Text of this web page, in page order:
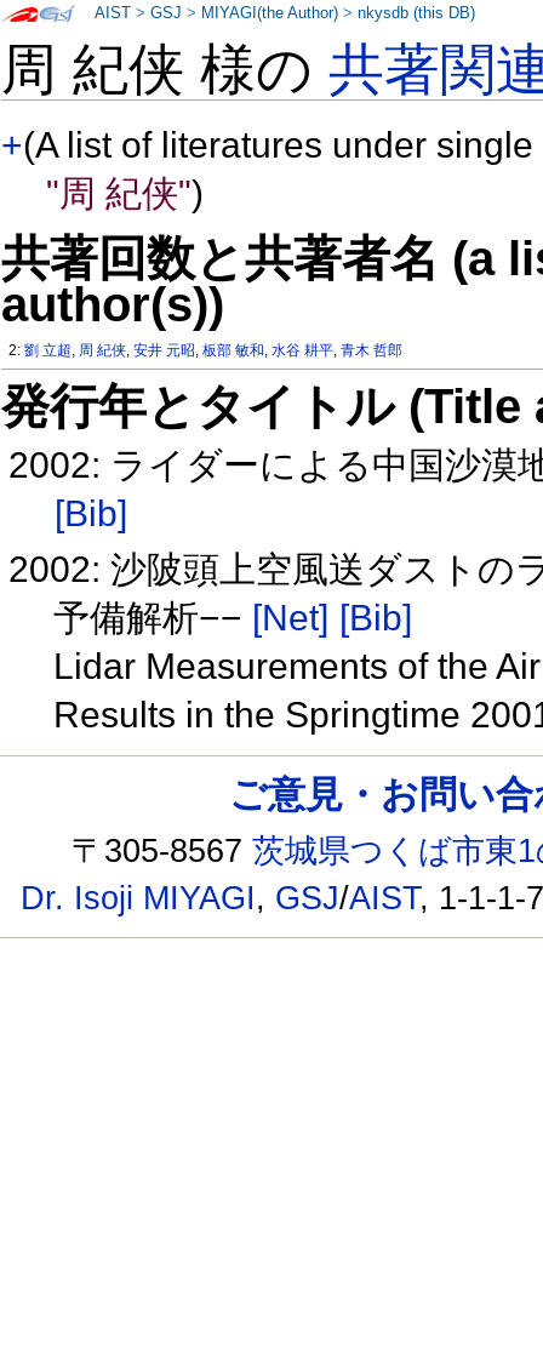
周 紀侠 様の共著関
+(A list of literatures under
"周 紀侠")
共著回数と共著者名 (a
author(s))
2:劉 立超, 周 紀侠,安井 元昭,板部 敏和,水谷 耕平,青木 哲郎
発行年とタイトル
2002: ライダーによる中国沙漠
[Bib]
2002: 沙陂頭上空風送ダストの
予備解析−− [Net] [Bib]
Lidar Measurements of the
Results in the Springtime
AIST >GSJ > MIYAGI(the Author) >nkysdb (this DB)
ご意見・お問い
〒305-8567茨城県つくば市東
Dr. Isoji MIYAGI, GSJ/AIST, 1-1-1-